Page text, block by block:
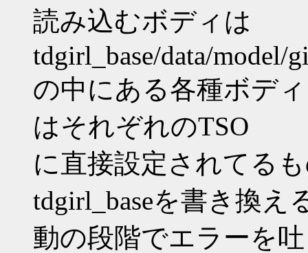
読み込むボディは
tdgirl_base/data/model/
の中にある各種ボデ
はそれぞれのTSO
に直接設定されてる
tdgirl_baseを書き換え
動の段階でエラーを